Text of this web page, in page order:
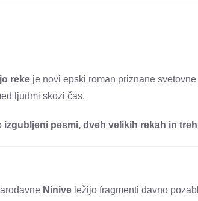
rekeje novi epski roman priznane svetovne
ljudmi skozi čas.
izgubljeni pesmi, dveh velikih rekah in
Niniveležijo fragmenti davno